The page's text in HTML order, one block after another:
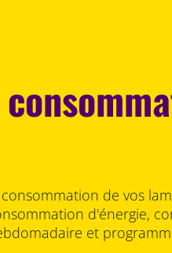
de vos
d'énergie,
et